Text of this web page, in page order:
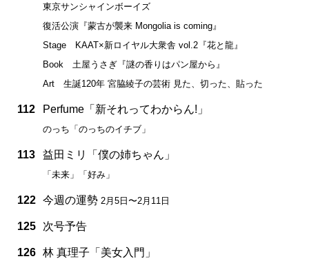
東京サンシャインボーイズ
復活公演『蒙古が襲来 Mongolia is coming』
Stage KAAT×新ロイヤル大衆舎 vol.2『花と龍』
Book 土屋うさぎ『謎の香りはパン屋から』
Art 生誕120年 宮脇綾子の芸術 見た、切った、貼った
112 Perfume「新それってわからん!」
のっち「のっちのイチブ」
113 益田ミリ「僕の姉ちゃん」
「未来」「好み」
122 今週の運勢 2月5日〜2月11日
125 次号予告
126 林 真理子「美女入門」